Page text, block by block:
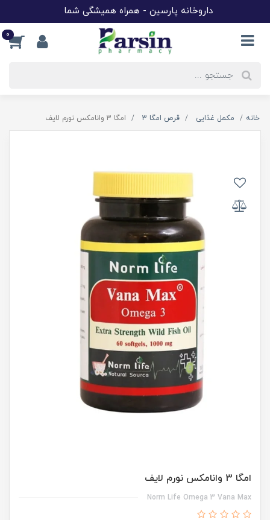
داروخانه پارسین - همراه همیشگی شما
0
خانه مکمل غذایی قرص امگا 3 امگا 3 وانامکس نورم لایف
امگا 3 وانامکس نورم لایف
Norm Life Omega 3 Vana Max